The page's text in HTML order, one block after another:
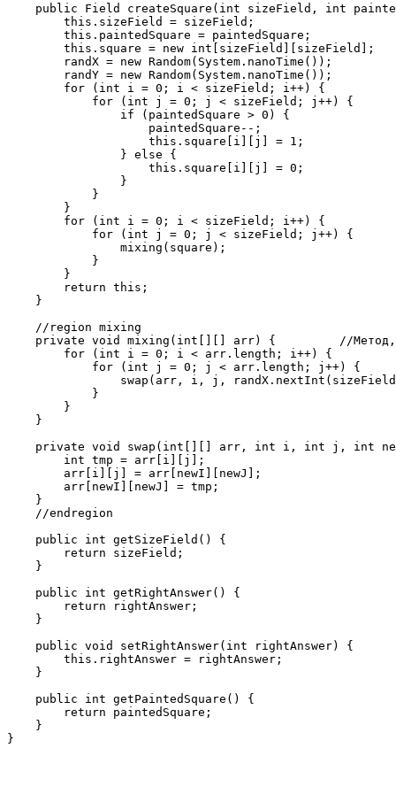
public Field createSquare(int sizeField, int
        this.sizeField = sizeField;
        this.paintedSquare = paintedSquare;
        this.square = new int[sizeField][sizeField];
        randX = new Random(System.nanoTime());
        randY = new Random(System.nanoTime());
        for (int i = 0; i < sizeField; i++) {
            for (int j = 0; j < sizeField; j++) {
                if (paintedSquare > 0) {
                    paintedSquare--;
                    this.square[i][j] = 1;
                } else {
                    this.square[i][j] = 0;
                }
            }
        }
        for (int i = 0; i < sizeField; i++) {
            for (int j = 0; j < sizeField; j++) {
                mixing(square);
            }
        }
        return this;
    }
    //region mixing
private void mixing(int[][] arr) {         //
        for (int i = 0; i < arr.length; i++) {
            for (int j = 0; j < arr.length; j++) {
swap(arr, i, j,
            }
        }
    }
private void swap(int[][] arr, int i, int j, int
        int tmp = arr[i][j];
        arr[i][j] = arr[newI][newJ];
        arr[newI][newJ] = tmp;
    }
    //endregion
    public int getSizeField() {
        return sizeField;
    }
    public int getRightAnswer() {
        return rightAnswer;
    }
    public void setRightAnswer(int rightAnswer) {
        this.rightAnswer = rightAnswer;
    }
    public int getPaintedSquare() {
        return paintedSquare;
    }